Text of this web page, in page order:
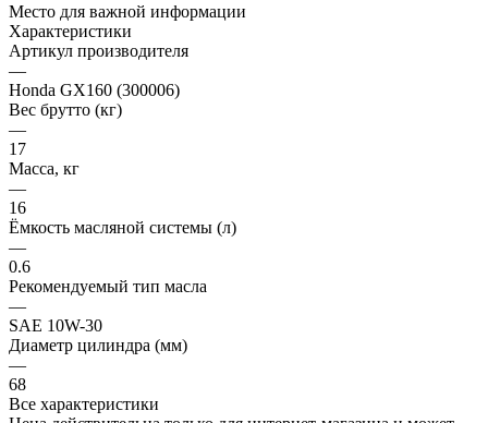
Место для важной информации
Характеристики
Артикул производителя
—
Honda GX160 (300006)
Вес брутто (кг)
—
17
Масса, кг
—
16
Ёмкость масляной системы (л)
—
0.6
Рекомендуемый тип масла
—
SAE 10W-30
Диаметр цилиндра (мм)
—
68
Все характеристики